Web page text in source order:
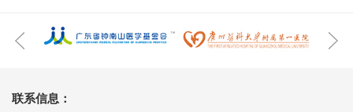
联系信息：